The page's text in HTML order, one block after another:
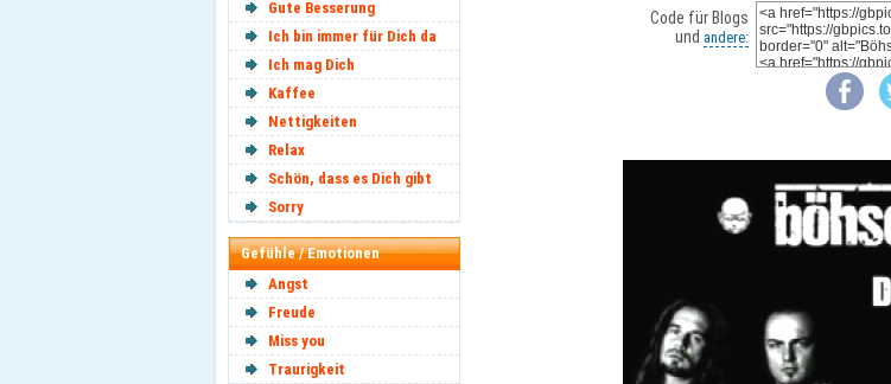
Gute Besserung
Ich bin immer für Dich da
Ich mag Dich
Kaffee
Nettigkeiten
Relax
Schön, dass es Dich gibt
Sorry
Gefühle / Emotionen
Angst
Freude
Miss you
Traurigkeit
Code für Blogs
und andere: